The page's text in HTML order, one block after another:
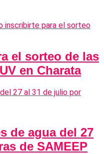
el sorteo de las
en Charata
de agua del 27
de SAMEEP